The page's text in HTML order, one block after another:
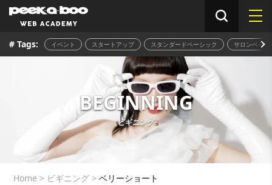
# Tags: イベント スタートアップ スタンダードベーシック サロンベーシ
BEGINNING
ビギニング
Home > ビギニング >ベリーショート